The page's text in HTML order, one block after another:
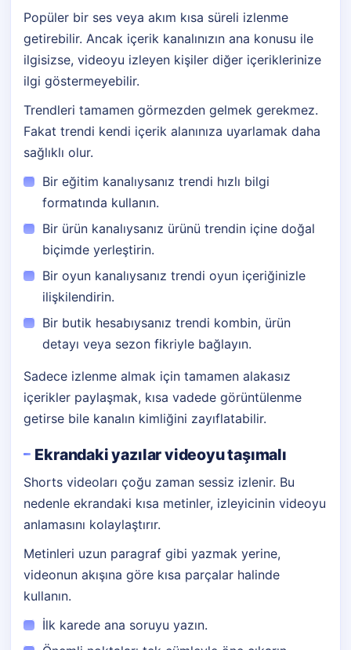
Popüler bir ses veya akım kısa süreli izlenme
getirebilir. Ancak içerik kanalınızın ana konusu ile
ilgisizse, videoyu izleyen kişiler diğer içeriklerinize
ilgi göstermeyebilir.
Trendleri tamamen görmezden gelmek gerekmez.
Fakat trendi kendi içerik alanınıza uyarlamak daha
sağlıklı olur.
Bir eğitim kanalıysanız trendi hızlı bilgi
formatında kullanın.
Bir ürün kanalıysanız ürünü trendin içine doğal
biçimde yerleştirin.
Bir oyun kanalıysanız trendi oyun içeriğinizle
ilişkilendirin.
Bir butik hesabıysanız trendi kombin, ürün
detayı veya sezon fikriyle bağlayın.
Sadece izlenme almak için tamamen alakasız
içerikler paylaşmak, kısa vadede görüntülenme
getirse bile kanalın kimliğini zayıflatabilir.
Ekrandaki yazılar videoyu taşımalı
Shorts videoları çoğu zaman sessiz izlenir. Bu
nedenle ekrandaki kısa metinler, izleyicinin videoyu
anlamasını kolaylaştırır.
Metinleri uzun paragraf gibi yazmak yerine,
videonun akışına göre kısa parçalar halinde
kullanın.
İlk karede ana soruyu yazın.